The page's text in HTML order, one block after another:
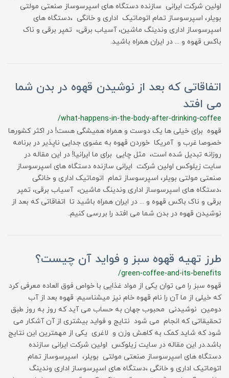
اولین شرکت ایرانی سازنده دستگاه های اسپرسوساز صنعتی مولتی
بویلر، اسپرسوساز تمام اتوماتیک اداری و خانگی ،دستگاه های
اسپرسوساز اداری وندینگ ماشین، آسیاب برقی، تمپر برقی و ناک
باکس قهوه و ... در ایران همراه باشید.
اتفاقاتی که بعد از نوشیدن قهوه در بدن شما
می افتد
/what-happens-in-the-body-after-drinking-coffee
قهوه برای خیلی ها یک دوست و همراه همیشگی هست! در اکثر کشورها
خصوصا غرب و آمریکا خوردن قهوه به عضوی جدایی ناپذیر در برنامه
روزانه تبدیل شده است، مثل چایی برای ما ایرانیا! در این مقاله در
سایت زیلوکس اولین شرکت ایرانی سازنده دستگاه های اسپرسوساز
صنعتی مولتی بویلر، اسپرسوساز تمام اتوماتیک اداری و خانگی
،دستگاه های اسپرسوساز اداری وندینگ ماشین، آسیاب برقی، تمپر
برقی و ناک باکس قهوه و ... در ایران همراه باشید تا اتفاقاتی که بعد از
نوشیدن قهوه در بدن شما می افتد را بررسی کنیم.
طرز تهیه قهوه سبز و فواید آن چیست؟
/green-coffee-and-its-benefits
قهوه سبز را می توان یکی از مواد غذایی با خواص فوق العاده معرفی کرد
که خیلی از ما آن را نام قهوه خام نیز میشناسیم. قهوه بعد از آب
دومین نوشیدنی محبوب جهان به حساب می آید که روز به روز طبق
تحقیقاتی که انجام می شود نتایج و فواید بیشتری از آن آشکار می
شود که شاید کمک به کاهش وزن و لاغری یکی از مهمترین این نتایج
باشد.در این مقاله در سایت زیلوکس اولین شرکت ایرانی سازنده
دستگاه های اسپرسوساز صنعتی مولتی بویلر، اسپرسوساز تمام
اتوماتیک اداری و خانگی ،دستگاه های اسپرسوساز اداری وندینگ